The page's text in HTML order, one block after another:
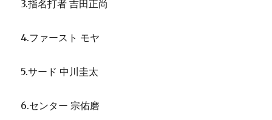
3.指名打者 吉田正尚
4.ファースト モヤ
5.サード 中川圭太
6.センター 宗佑磨